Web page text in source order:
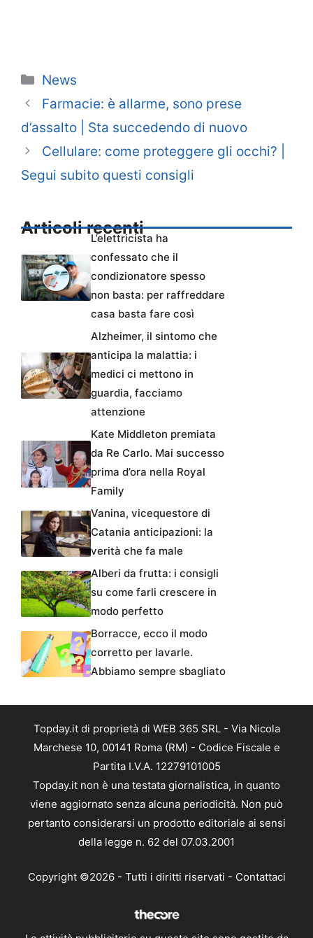
Categorie
News
Farmacie: è allarme, sono prese
d’assalto | Sta succedendo di nuovo
Cellulare: come proteggere gli occhi? |
Segui subito questi consigli
Articoli recenti
L’elettricista ha
confessato che il
condizionatore spesso
non basta: per raffreddare
casa basta fare così
Alzheimer, il sintomo che
anticipa la malattia: i
medici ci mettono in
guardia, facciamo
attenzione
Kate Middleton premiata
da Re Carlo. Mai successo
prima d’ora nella Royal
Family
Vanina, vicequestore di
Catania anticipazioni: la
verità che fa male
Alberi da frutta: i consigli
su come farli crescere in
modo perfetto
Borracce, ecco il modo
corretto per lavarle.
Abbiamo sempre sbagliato
Topday.it di proprietà di WEB 365 SRL - Via Nicola
Marchese 10, 00141 Roma (RM) - Codice Fiscale e
Partita I.V.A. 12279101005
Topday.it non è una testata giornalistica, in quanto
viene aggiornato senza alcuna periodicità. Non può
pertanto considerarsi un prodotto editoriale ai sensi
della legge n. 62 del 07.03.2001
Copyright ©2026 - Tutti i diritti riservati - Contattaci